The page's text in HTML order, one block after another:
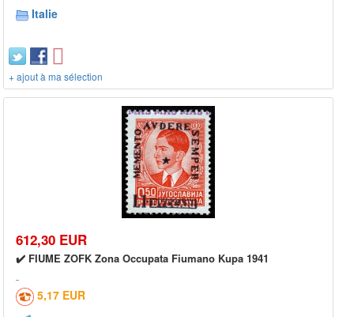
Italie
+ ajout à ma sélection
612,30 EUR
✔️ FIUME ZOFK Zona Occupata Fiumano Kupa 1941
5,17 EUR